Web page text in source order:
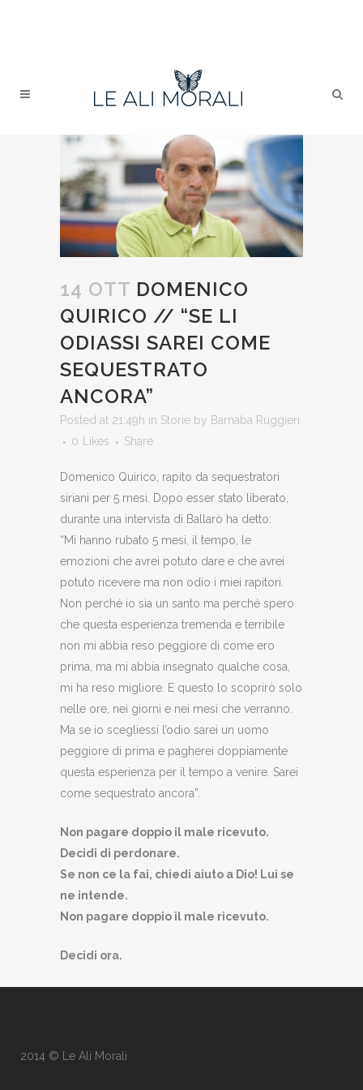
14 OTT DOMENICO
QUIRICO // “SE LI
ODIASSI SAREI COME
SEQUESTRATO
ANCORA”
Posted at 21:49h in Storie by Barnaba Ruggieri
0
Likes Share
Domenico Quirico, rapito da sequestratori
siriani per 5 mesi. Dopo esser stato liberato,
durante una intervista di Ballarò ha detto:
“Mi hanno rubato 5 mesi, il tempo, le
emozioni che avrei potuto dare e che avrei
potuto ricevere ma non odio i miei rapitori.
Non perché io sia un santo ma perché spero
che questa esperienza tremenda e terribile
non mi abbia reso peggiore di come ero
prima, ma mi abbia insegnato qualche cosa,
mi ha reso migliore. E questo lo scoprirò solo
nelle ore, nei giorni e nei mesi che verranno.
Ma se io scegliessi l’odio sarei un uomo
peggiore di prima e pagherei doppiamente
questa esperienza per il tempo a venire. Sarei
come sequestrato ancora”.
Non pagare doppio il male ricevuto.
Decidi di perdonare.
Se non ce la fai, chiedi aiuto a Dio! Lui se
ne intende.
Non pagare doppio il male ricevuto.
Decidi ora.
2014 © Le Ali Morali